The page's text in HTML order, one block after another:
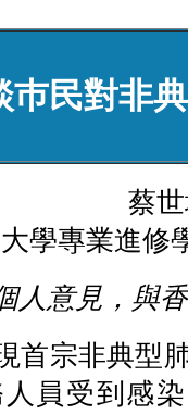
巿民對非
蔡
大學專業進
人意見，與
首宗非典型
員受到感